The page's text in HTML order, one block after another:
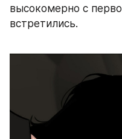
высокомерно с
встретились.